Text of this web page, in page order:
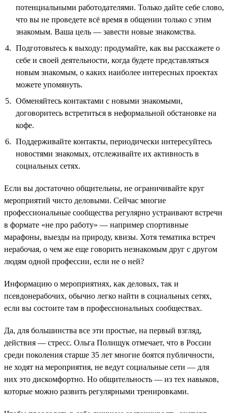
потенциальными работодателями. Только дайте себе слово,
что вы не проведете всё время в общении только с этим
знакомым. Ваша цель — завести новые знакомства.
Подготовьтесь к выходу: продумайте, как вы расскажете о
себе и своей деятельности, когда будете представляться
новым знакомым, о каких наиболее интересных проектах
можете упомянуть.
Обменяйтесь контактами с новыми знакомыми,
договоритесь встретиться в неформальной обстановке на
кофе.
Поддерживайте контакты, периодически интересуйтесь
новостями знакомых, отслеживайте их активность в
социальных сетях.
Если вы достаточно общительны, не ограничивайте круг
мероприятий чисто деловыми. Сейчас многие
профессиональные сообщества регулярно устраивают встречи
в формате «не про работу» — например спортивные
марафоны, выезды на природу, квизы. Хотя тематика встреч
нерабочая, о чем же еще говорить незнакомым друг с другом
людям одной профессии, если не о ней?
Информацию о мероприятиях, как деловых, так и
псевдонерабочих, обычно легко найти в социальных сетях,
если вы состоите там в профессиональных сообществах.
Да, для большинства все эти простые, на первый взгляд,
действия — стресс. Ольга Полищук отмечает, что в России
среди поколения старше 35 лет многие боятся публичности,
не ходят на мероприятия, не ведут социальные сети — для
них это дискомфортно. Но общительность — из тех навыков,
которые можно развить регулярными тренировками.